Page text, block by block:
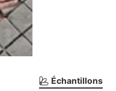
Échantillons